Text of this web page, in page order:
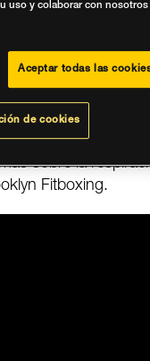
Galvis, experto en
da los tips
sobre la
Fitboxing.
uso y colaborar con
Aceptar todas las
de cookies